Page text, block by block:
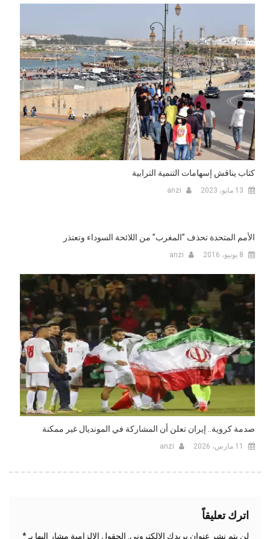
كتاب يناقش إسهامات التنمية الترابية
13 مايو، 2023 anzi
الأمم المتحدة تحذف ”المغرب” من اللائحة السوداء وتعتذر
8 يونيو، 2016 anzi
صدمة كروية.. إيران تعلن أن المشاركة في المونديال غير ممكنة
11 مارس، 2026 anzi
اترك تعليقاً
لن يتم نشر عنوان بريدك الإلكتروني. الحقول الإلزامية مشار إليها بـ*